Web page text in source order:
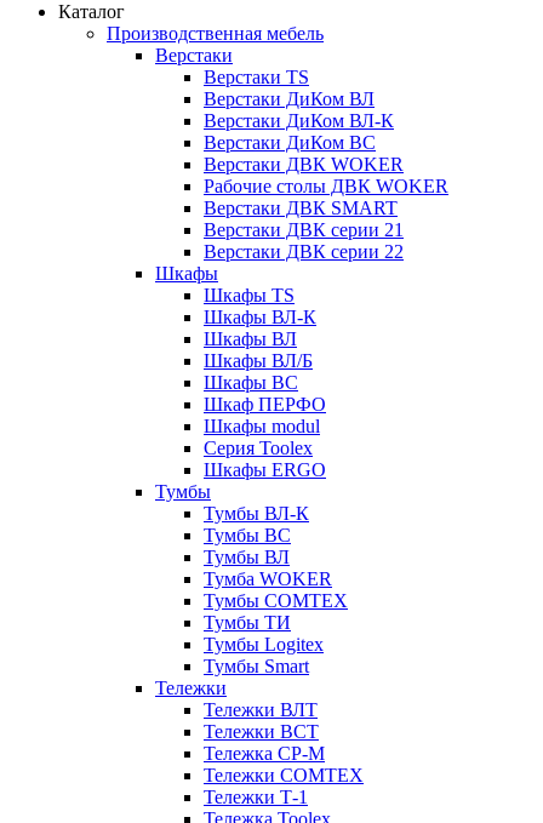
Каталог
Производственная мебель
Верстаки
Верстаки TS
Верстаки ДиКом ВЛ
Верстаки ДиКом ВЛ-К
Верстаки ДиКом ВС
Верстаки ДВК WOKER
Рабочие столы ДВК WOKER
Верстаки ДВК SMART
Верстаки ДВК серии 21
Верстаки ДВК серии 22
Шкафы
Шкафы TS
Шкафы ВЛ-К
Шкафы ВЛ
Шкафы ВЛ/Б
Шкафы ВС
Шкаф ПЕРФО
Шкафы modul
Серия Toolex
Шкафы ERGO
Тумбы
Тумбы ВЛ-К
Тумбы ВС
Тумбы ВЛ
Тумба WOKER
Тумбы COMTEX
Тумбы ТИ
Тумбы Logitex
Тумбы Smart
Тележки
Тележки ВЛТ
Тележки ВСТ
Тележка СР-М
Тележки COMTEX
Тележки Т-1
Тележка Toolex